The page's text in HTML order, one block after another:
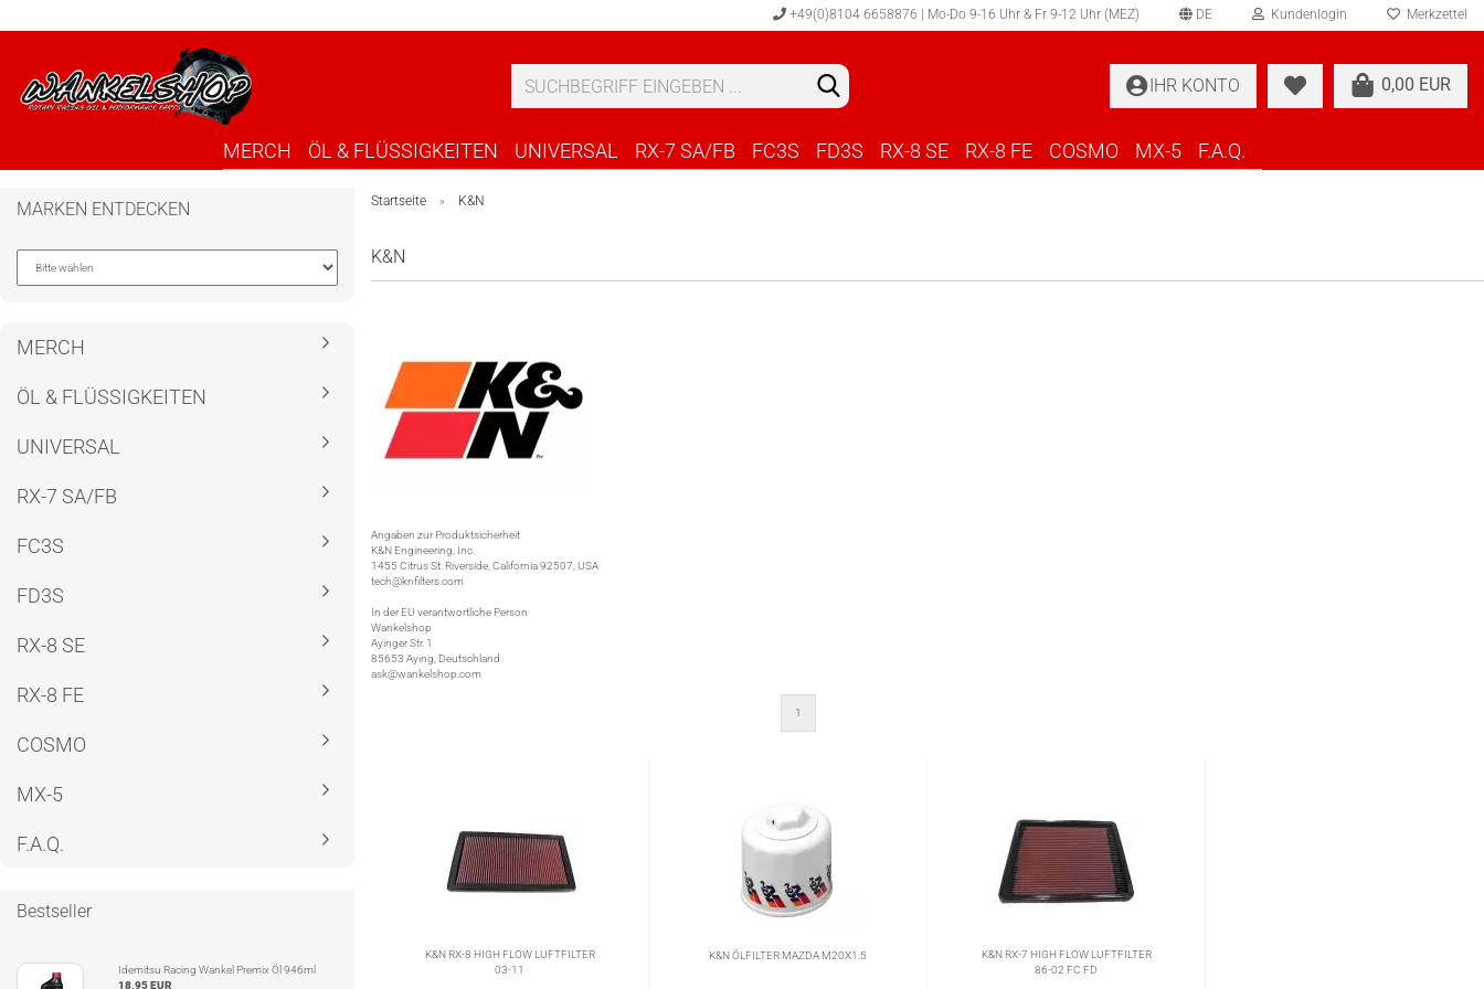
+49(0)8104 6658876 | Mo-Do 9-16 Uhr & Fr 9-12 Uhr (MEZ) DE Kundenlogin Merkzettel
0,00 EUR
IHR KONTO
MERCH ÖL & FLÜSSIGKEITEN UNIVERSAL RX-7 SA/FB FC3S FD3S RX-8 SE RX-8 FE COSMO MX-5 F.A.Q.
Startseite » K&N
K&N
Angaben zur Produktsicherheit
K&N Engineering, Inc.
1455 Citrus St. Riverside, California 92507, USA
tech@knfilters.com
In der EU verantwortliche Person
Wankelshop
Ayinger Str. 1
85653 Aying, Deutschland
ask@wankelshop.com
1
K&N RX-8 HIGH FLOW LUFTFILTER
03-11
K&N ÖLFILTER MAZDA M20X1.5
K&N RX-7 HIGH FLOW LUFTFILTER
86-02 FC FD
MARKEN ENTDECKEN
MERCH
ÖL & FLÜSSIGKEITEN
UNIVERSAL
RX-7 SA/FB
FC3S
FD3S
RX-8 SE
RX-8 FE
COSMO
MX-5
F.A.Q.
Bestseller
Idemitsu Racing Wankel Premix Öl 946ml
18,95 EUR